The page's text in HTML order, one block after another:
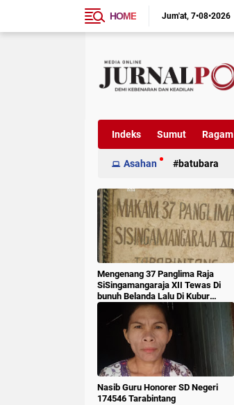
HOME Jum'at 7•08•2026
Indeks Sumut Ragam
Asahan batubara
Mengenang 37 Panglima Raja
SiSingamangaraja XII Tewas Di
bunuh Belanda Lalu Di Kubur
Massal Oleh Masyarakat
Nasib Guru Honorer SD Negeri
174546 Tarabintang